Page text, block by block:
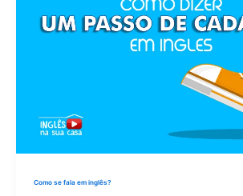
Como se fala em inglês?